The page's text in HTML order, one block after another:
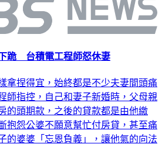
跪 台積電工程師怒休妻
拿捏得宜，始終都是不少夫妻間頭痛
師指控，自己和妻子新婚時，父母親
的頭期款，之後的貸款都是由他繳
抱怨公婆不願意幫忙付房貸，甚至痛
的婆婆「忘恩負義」，讓他氣的向法